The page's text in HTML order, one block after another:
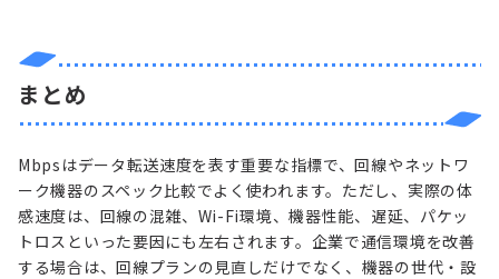
まとめ
Mbpsはデータ転送速度を表す重要な指標で、回線やネットワ
ーク機器のスペック比較でよく使われます。ただし、実際の体
感速度は、回線の混雑、Wi-Fi環境、機器性能、遅延、パケッ
トロスといった要因にも左右されます。企業で通信環境を改善
する場合は、回線プランの見直しだけでなく、機器の世代・設